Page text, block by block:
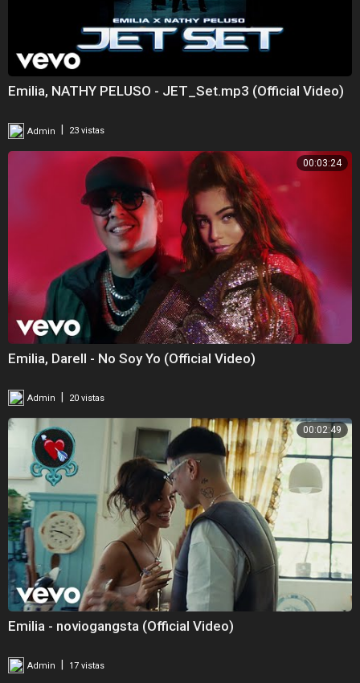
Emilia, NATHY PELUSO - JET_Set.mp3 (Official Video)
Admin 23 vistas
00:03:24
Emilia, Darell - No Soy Yo (Official Video)
Admin 20 vistas
00:02:49
Emilia - noviogangsta (Official Video)
Admin 17 vistas